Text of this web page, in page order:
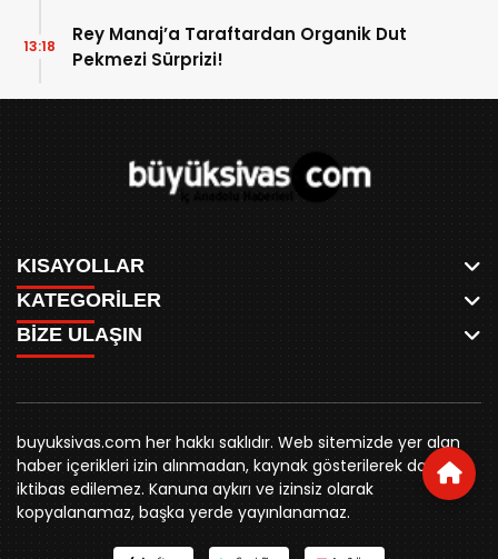
Rey Manaj’a Taraftardan Organik Dut
Pekmezi Sürprizi!
13:18
KISAYOLLAR
ANASAYFA
AKSU CANLI
MEYDAN CANLI
MEDRESELER CANLI
MERAKÜM CANLI
YUKARI TEKKE CANLI
KURUMSAL KİMLİK
REKLAM FİYATLARI
BİZE ULAŞIN
KÜNYE
KATEGORİLER
WHATSAPP
SPOR
SİYASET
BELEDİYE
SİVAS VALİLİĞİ
ÜNİVERSİTE
KURUMLAR
STK
YORUM
BİZE ULAŞIN
0346 221 00 60
buyuksivashaber@gmail.com
Örtülüpınar Mah. İnönü Bulvarı Özkahya Apt. Kat:3 D:7
Sivas
buyuksivas.com her hakkı saklıdır. Web sitemizde yer alan
haber içerikleri izin alınmadan, kaynak gösterilerek dahi
iktibas edilemez. Kanuna aykırı ve izinsiz olarak
kopyalanamaz, başka yerde yayınlanamaz.